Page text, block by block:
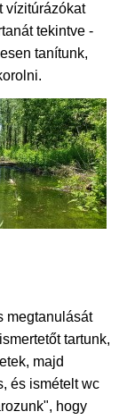
vízitúrázókat
tekintve -
tanítunk,
megtanulását
tartunk,
majd
és ismételt wc
hogy